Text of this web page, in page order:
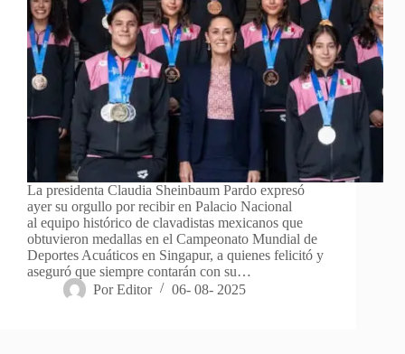
La presidenta Claudia Sheinbaum Pardo expresó
ayer su orgullo por recibir en Palacio Nacional
al equipo histórico de clavadistas mexicanos que
obtuvieron medallas en el Campeonato Mundial de
Deportes Acuáticos en Singapur, a quienes felicitó y
aseguró que siempre contarán con su…
Por Editor 06- 08- 2025